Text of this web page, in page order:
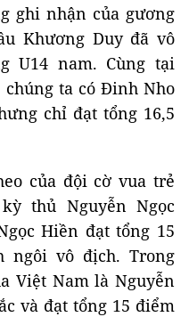
ghi nhận của gương
Khương Duy đã vô
U14 nam. Cùng tại
ta có Đinh Nho
chỉ đạt tổng 16,5
của đội cờ vua trẻ
thủ Nguyễn Ngọc
Hiền đạt tổng 15
ngôi vô địch. Trong
Việt Nam là Nguyễn
và đạt tổng 15 điểm